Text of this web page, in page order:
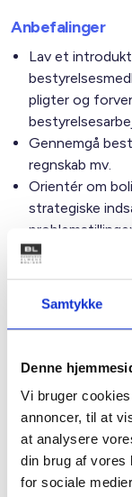
Samtykke
Denne
Vi bruger
annoncer, til at
at analysere
din brug af vores
for sociale
Anbefalinger
Lav et
pligter og
Gennemgå
regnskab mv.
Orientér om
strategiske
de 3-5 vigtigste
kurser,
Regler
Dilemmaer